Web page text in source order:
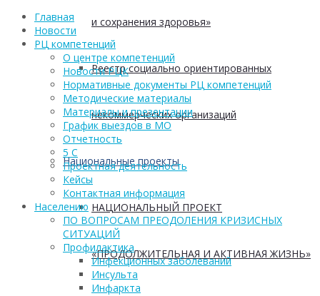
и сохранения здоровья»
Реестр социально ориентированных
некоммерческих организаций
Национальные проекты
НАЦИОНАЛЬНЫЙ ПРОЕКТ
«ПРОДОЛЖИТЕЛЬНАЯ И АКТИВНАЯ ЖИЗНЬ»
Главная
Новости
РЦ компетенций
О центре компетенций
Новости РЦК
Нормативные документы РЦ компетенций
Методические материалы
Материалы и презентации
График выездов в МО
Отчетность
5 С
Проектная деятельность
Кейсы
Контактная информация
Населению
ПО ВОПРОСАМ ПРЕОДОЛЕНИЯ КРИЗИСНЫХ
СИТУАЦИЙ
Профилактика
Инфекционных заболеваний
Инсульта
Инфаркта